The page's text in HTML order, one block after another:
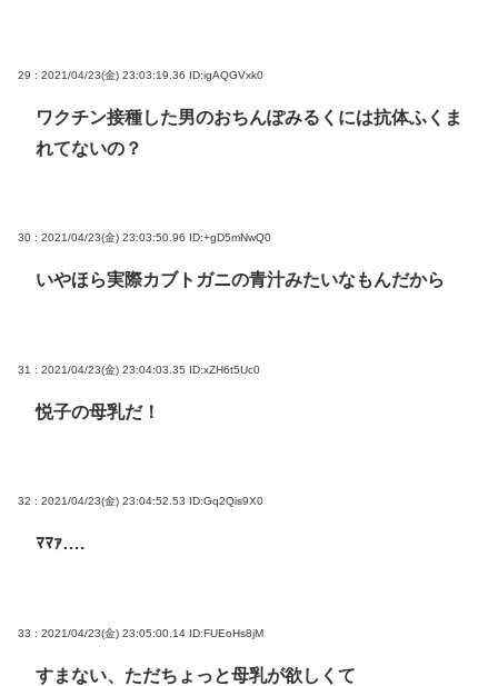
29 : 2021/04/23(金) 23:03:19.36 ID:igAQGVxk0
ワクチン接種した男のおちんぽみるくには抗体ふくま
れてないの？
30 : 2021/04/23(金) 23:03:50.96 ID:+gD5mNwQ0
いやほら実際カブトガニの青汁みたいなもんだから
31 : 2021/04/23(金) 23:04:03.35 ID:xZH6t5Uc0
悦子の母乳だ！
32 : 2021/04/23(金) 23:04:52.53 ID:Gq2Qis9X0
ﾏﾏｧ….
33 : 2021/04/23(金) 23:05:00.14 ID:FUEoHs8jM
すまない、ただちょっと母乳が欲しくて